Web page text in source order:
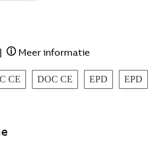
| Meer informatie
CE DOC CE EPD EPD